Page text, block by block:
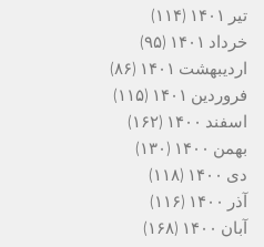
تیر ۱۴۰۱
(۱۱۴)
خرداد ۱۴۰۱
(۹۵)
اردیبهشت ۱۴۰۱
(۸۶)
فروردین ۱۴۰۱
(۱۱۵)
اسفند ۱۴۰۰
(۱۶۲)
بهمن ۱۴۰۰
(۱۳۰)
دی ۱۴۰۰
(۱۱۸)
آذر ۱۴۰۰
(۱۱۶)
آبان ۱۴۰۰
(۱۶۸)